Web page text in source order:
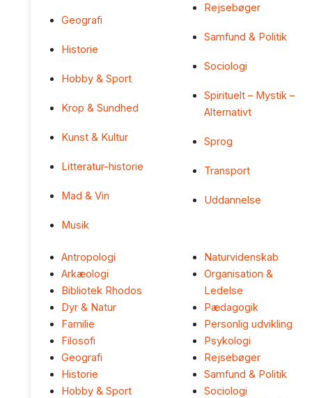
Geografi
Historie
Hobby & Sport
Krop & Sundhed
Kunst & Kultur
Litteratur-historie
Mad & Vin
Musik
Rejsebøger
Samfund & Politik
Sociologi
Spirituelt – Mystik –
Alternativt
Sprog
Transport
Uddannelse
Antropologi
Arkæologi
Bibliotek Rhodos
Dyr & Natur
Familie
Filosofi
Geografi
Historie
Hobby & Sport
Naturvidenskab
Organisation &
Ledelse
Pædagogik
Personlig udvikling
Psykologi
Rejsebøger
Samfund & Politik
Sociologi